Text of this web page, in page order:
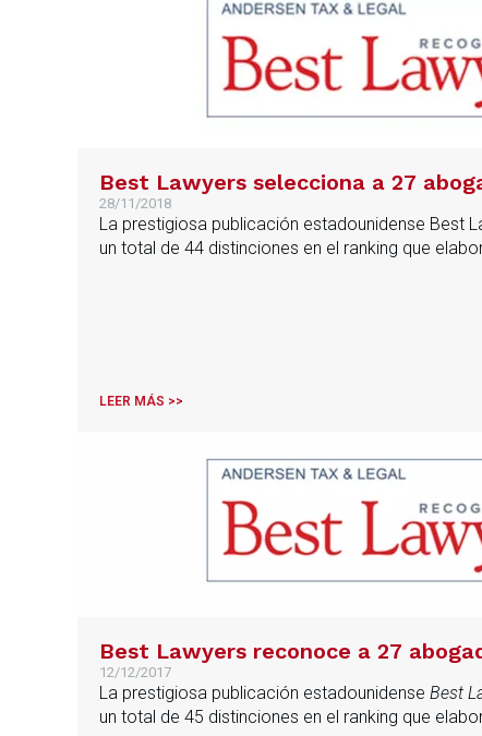
Best Lawyers selecciona a 27
28/11/2018
La prestigiosa publicación estadounidense Best
un total de 44 distinciones en el ranking que
LEER MÁS >>
Best Lawyers reconoce a 27
12/12/2017
La prestigiosa publicación estadounidense Best
un total de 45 distinciones en el ranking que